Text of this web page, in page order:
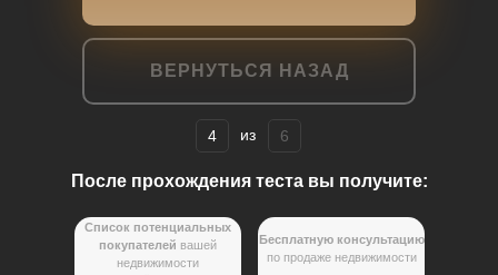
ВЕРНУТЬСЯ НАЗАД
4 6
из
После прохождения теста вы получите:
Список потенциальных
покупателей вашей
недвижимости
Бесплатную консультацию
по продаже недвижимости